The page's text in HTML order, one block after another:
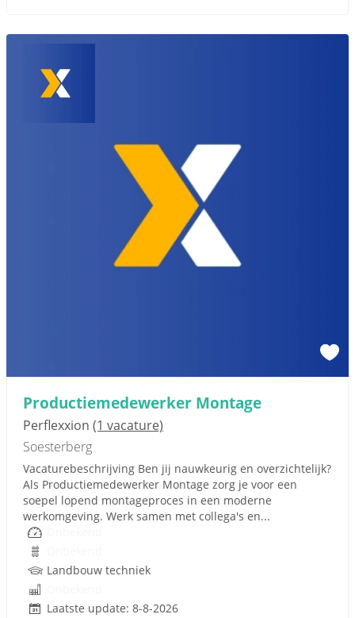
Productiemedewerker Montage
Perflexxion (1 vacature)
Soesterberg
Vacaturebeschrijving Ben jij nauwkeurig en overzichtelijk?
Als Productiemedewerker Montage zorg je voor een
soepel lopend montageproces in een moderne
werkomgeving. Werk samen met collega's en...
Landbouw techniek
Laatste update: 8-8-2026